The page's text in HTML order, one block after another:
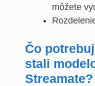
môžete
Čo
stali
Streamate?